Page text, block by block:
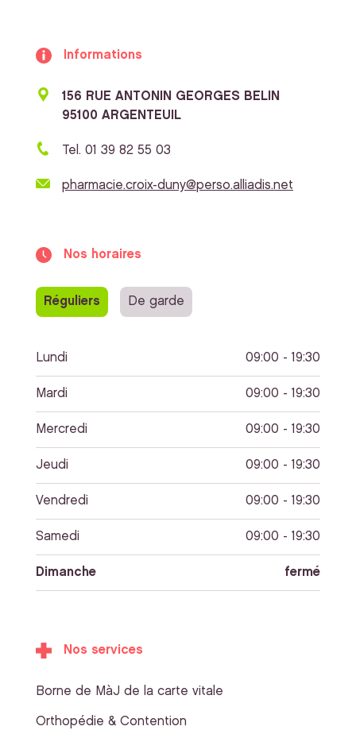
Informations
156 RUE ANTONIN GEORGES BELIN
95100 ARGENTEUIL
Tel. 01 39 82 55 03
pharmacie.croix-duny@perso.alliadis.net
Nos horaires
Réguliers De garde
Lundi 09:00 - 19:30
Mardi 09:00 - 19:30
Mercredi 09:00 - 19:30
Jeudi 09:00 - 19:30
Vendredi 09:00 - 19:30
Samedi 09:00 - 19:30
Dimanche fermé
Nos services
Borne de MàJ de la carte vitale
Orthopédie & Contention